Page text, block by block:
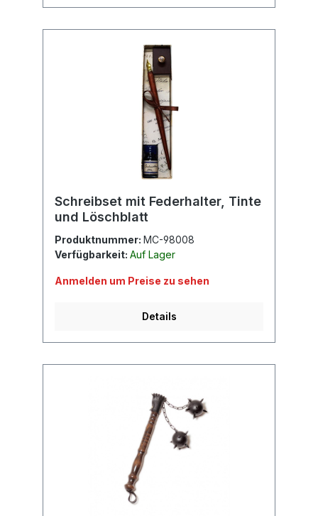
Schreibset mit Federhalter, Tinte
und Löschblatt
Produktnummer: MC-98008
Verfügbarkeit: Auf Lager
Anmelden um Preise zu sehen
Details